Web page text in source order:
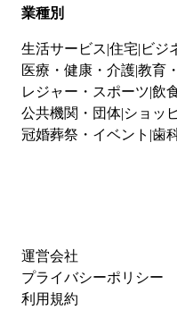
業種別
生活サービス 住宅 ビジ
医療・健康・介護教育
レジャー・スポーツ 飲
公共機関・団体 ショッ
冠婚葬祭・イベント 歯
運営会社
プライバシーポリシー
利用規約